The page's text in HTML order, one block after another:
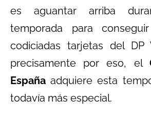
es aguantar arriba
temporada para
codiciadas tarjetas del DP
precisamente por eso, el
España adquiere esta
todavía más especial.